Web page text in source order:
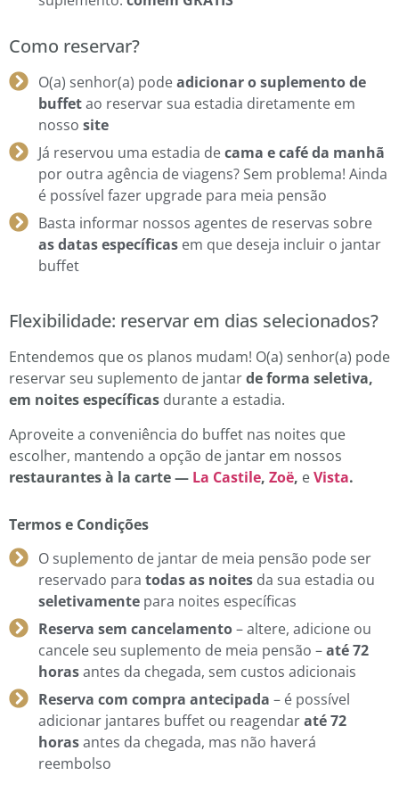
Como reservar?
O(a) senhor(a) podeadicionar o suplemento de
buffetao reservar sua estadia diretamente em
nosso site
Já reservou uma estadia decama e café da manhã
por outra agência de viagens? Sem problema! Ainda
é possível fazer upgrade para meia pensão
Basta informar nossos agentes de reservas sobre
as datas específicasem que deseja incluir o jantar
buffet
Flexibilidade: reservar em dias selecionados?
Entendemos que os planos mudam! O(a) senhor(a) pode
reservar seu suplemento de jantarde forma seletiva,
em noites específicas durante a estadia.
Aproveite a conveniência do buffet nas noites que
escolher, mantendo a opção de jantar em nossos
restaurantes à la carte — La Castile, Zoë, eVista.
Termos e Condições
O suplemento de jantar de meia pensão pode ser
reservado para todas as noitesda sua estadia ou
seletivamentepara noites específicas
Reserva sem cancelamento– altere, adicione ou
cancele seu suplemento de meia pensão –até 72
horasantes da chegada, sem custos adicionais
Reserva com compra antecipada – é possível
adicionar jantares buffet ou reagendaraté 72
horasantes da chegada, mas não haverá
reembolso